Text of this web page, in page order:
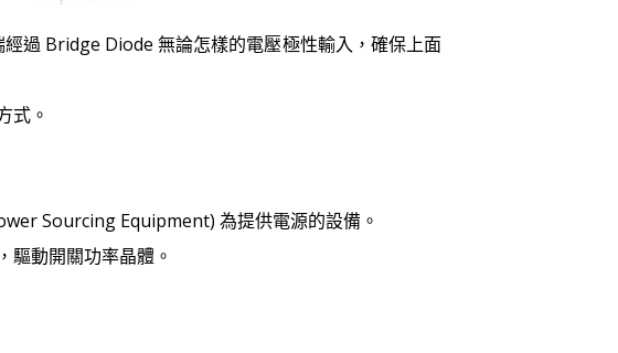
過 Bridge Diode 無論怎樣的電壓極性輸入，確保上面
式。
Sourcing Equipment) 為提供電源的設備。
動開關功率晶體。